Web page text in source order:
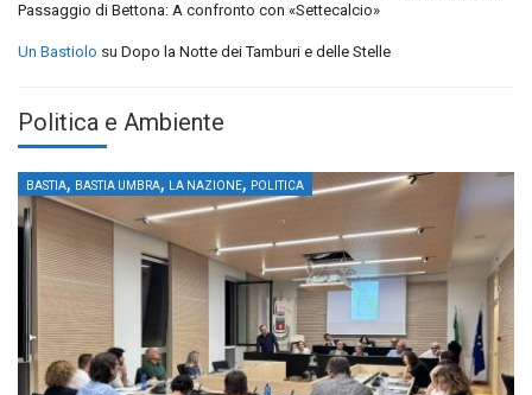
Passaggio di Bettona: A confronto con «Settecalcio»
Un Bastiolo su Dopo la Notte dei Tamburi e delle Stelle
Politica e Ambiente
BASTIA, BASTIA UMBRA, LA NAZIONE, POLITICA